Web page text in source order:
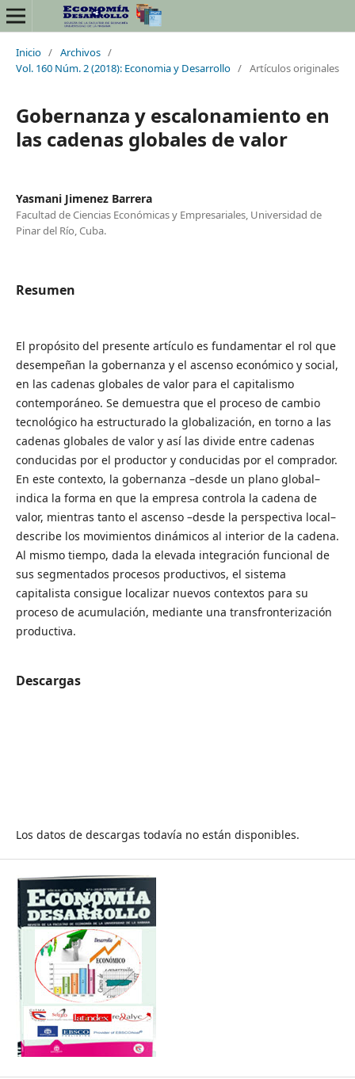
Inicio / Archivos /
Vol. 160 Núm. 2 (2018): Economia y Desarrollo / Artículos originales
Gobernanza y escalonamiento en
las cadenas globales de valor
Yasmani Jimenez Barrera
Facultad de Ciencias Económicas y Empresariales, Universidad de
Pinar del Río, Cuba.
Resumen
El propósito del presente artículo es fundamentar el rol que
desempeñan la gobernanza y el ascenso económico y social,
en las cadenas globales de valor para el capitalismo
contemporáneo. Se demuestra que el proceso de cambio
tecnológico ha estructurado la globalización, en torno a las
cadenas globales de valor y así las divide entre cadenas
conducidas por el productor y conducidas por el comprador.
En este contexto, la gobernanza –desde un plano global–
indica la forma en que la empresa controla la cadena de
valor, mientras tanto el ascenso –desde la perspectiva local–
describe los movimientos dinámicos al interior de la cadena.
Al mismo tiempo, dada la elevada integración funcional de
sus segmentados procesos productivos, el sistema
capitalista consigue localizar nuevos contextos para su
proceso de acumulación, mediante una transfronterización
productiva.
Descargas
Los datos de descargas todavía no están disponibles.